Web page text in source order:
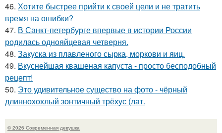
46. Хотите быстрее прийти к своей цели и не тратить
время на ошибки?
47. В Санкт-петербурге впервые в истории России
родилась однояйцевая четверня.
48. Закуска из плавленого сырка, моркови и яиц.
49. Вкуснейшая квашеная капуста - просто бесподобный
рецепт!
50. Это удивительное существо на фото - чёрный
длиннохохлый зонтичный трёхус (лат.
© 2026 Современная девушка